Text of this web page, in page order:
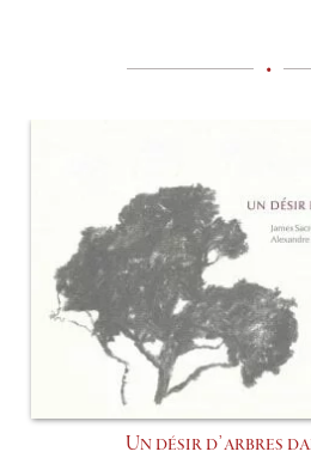
•
Un désir d’arbres